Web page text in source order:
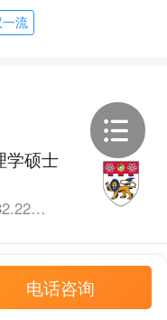
流
学硕士
山东大学（威海）, 其他，GPA82.22，雅思6.0
生offer
电话咨询